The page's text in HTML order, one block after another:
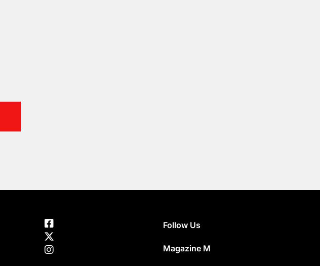
Follow Us
Magazine M